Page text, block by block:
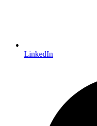
LinkedIn